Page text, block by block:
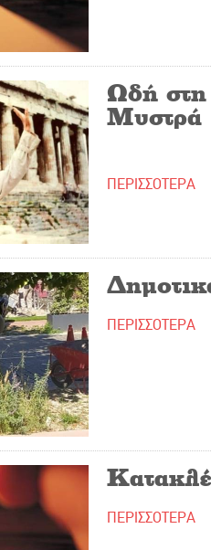
Ωδή στη
Μυστρά
ΠΕΡΙΣΣΟΤΕΡΑ
ΠΕΡΙΣΣΟΤΕΡΑ
ΠΕΡΙΣΣΟΤΕΡΑ